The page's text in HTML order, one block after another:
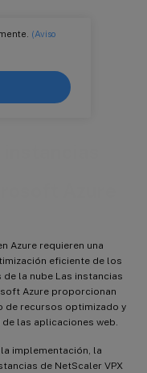
(Aviso
Azure requieren una
eficiente de los
la nube Las instancias
Azure proporcionan
de recursos optimizado y
las aplicaciones web.
implementación, la
de NetScaler VPX